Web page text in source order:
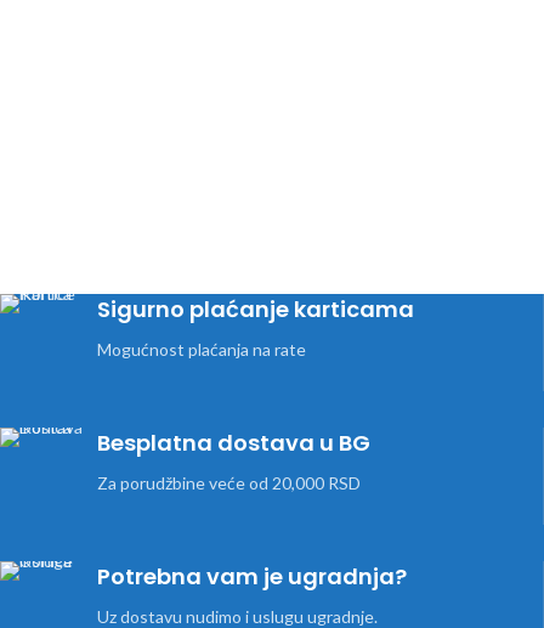
Sigurno plaćanje karticama
Mogućnost plaćanja na rate
Besplatna dostava u BG
Za porudžbine veće od 20,000 RSD
Potrebna vam je ugradnja?
Uz dostavu nudimo i uslugu ugradnje.